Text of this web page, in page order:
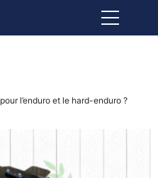
l’enduro et le hard-enduro ?